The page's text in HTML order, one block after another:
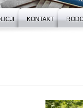
KONTAKT